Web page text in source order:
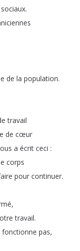
sociaux.
de la population.
travail
de cœur
a écrit ceci :
corps
pour continuer.
,
travail.
fonctionne pas,